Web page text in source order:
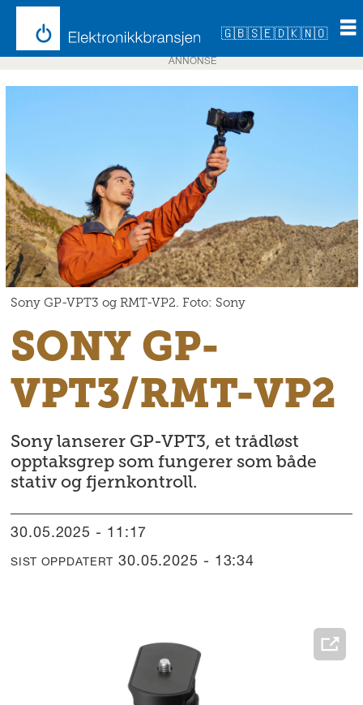
🇬🇧🇸🇪🇩🇰🇳🇴
ANNONSE
Sony GP-VPT3 og RMT-VP2. Foto: Sony
SONY GP-
VPT3/RMT-VP2
Sony lanserer GP-VPT3, et trådløst
opptaksgrep som fungerer som både
stativ og fjernkontroll.
30.05.2025 - 11:17
SIST OPPDATERT 30.05.2025 - 13:34